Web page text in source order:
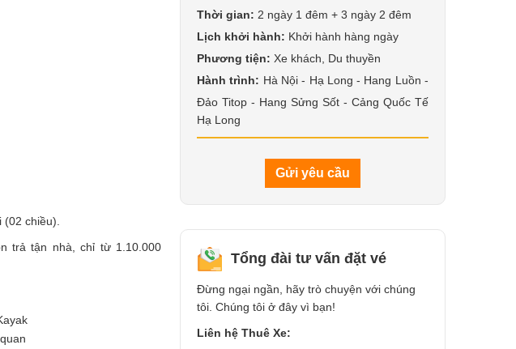
chiều).
trả tận nhà, chỉ từ 1.10.000
Thời gian: 2 ngày 1 đêm + 3 ngày 2 đêm
Lịch khởi hành: Khởi hành hàng ngày
Phương tiện: Xe khách, Du thuyền
Hành trình: Hà Nội - Hạ Long - Hang Luồn -
Đảo Titop - Hang Sửng Sốt - Cảng Quốc Tế
Hạ Long
Gửi yêu cầu
Tổng đài tư vấn đặt vé
Đừng ngại ngần, hãy trò chuyện với chúng
tôi. Chúng tôi ở đây vì bạn!
Liên hệ Thuê Xe: